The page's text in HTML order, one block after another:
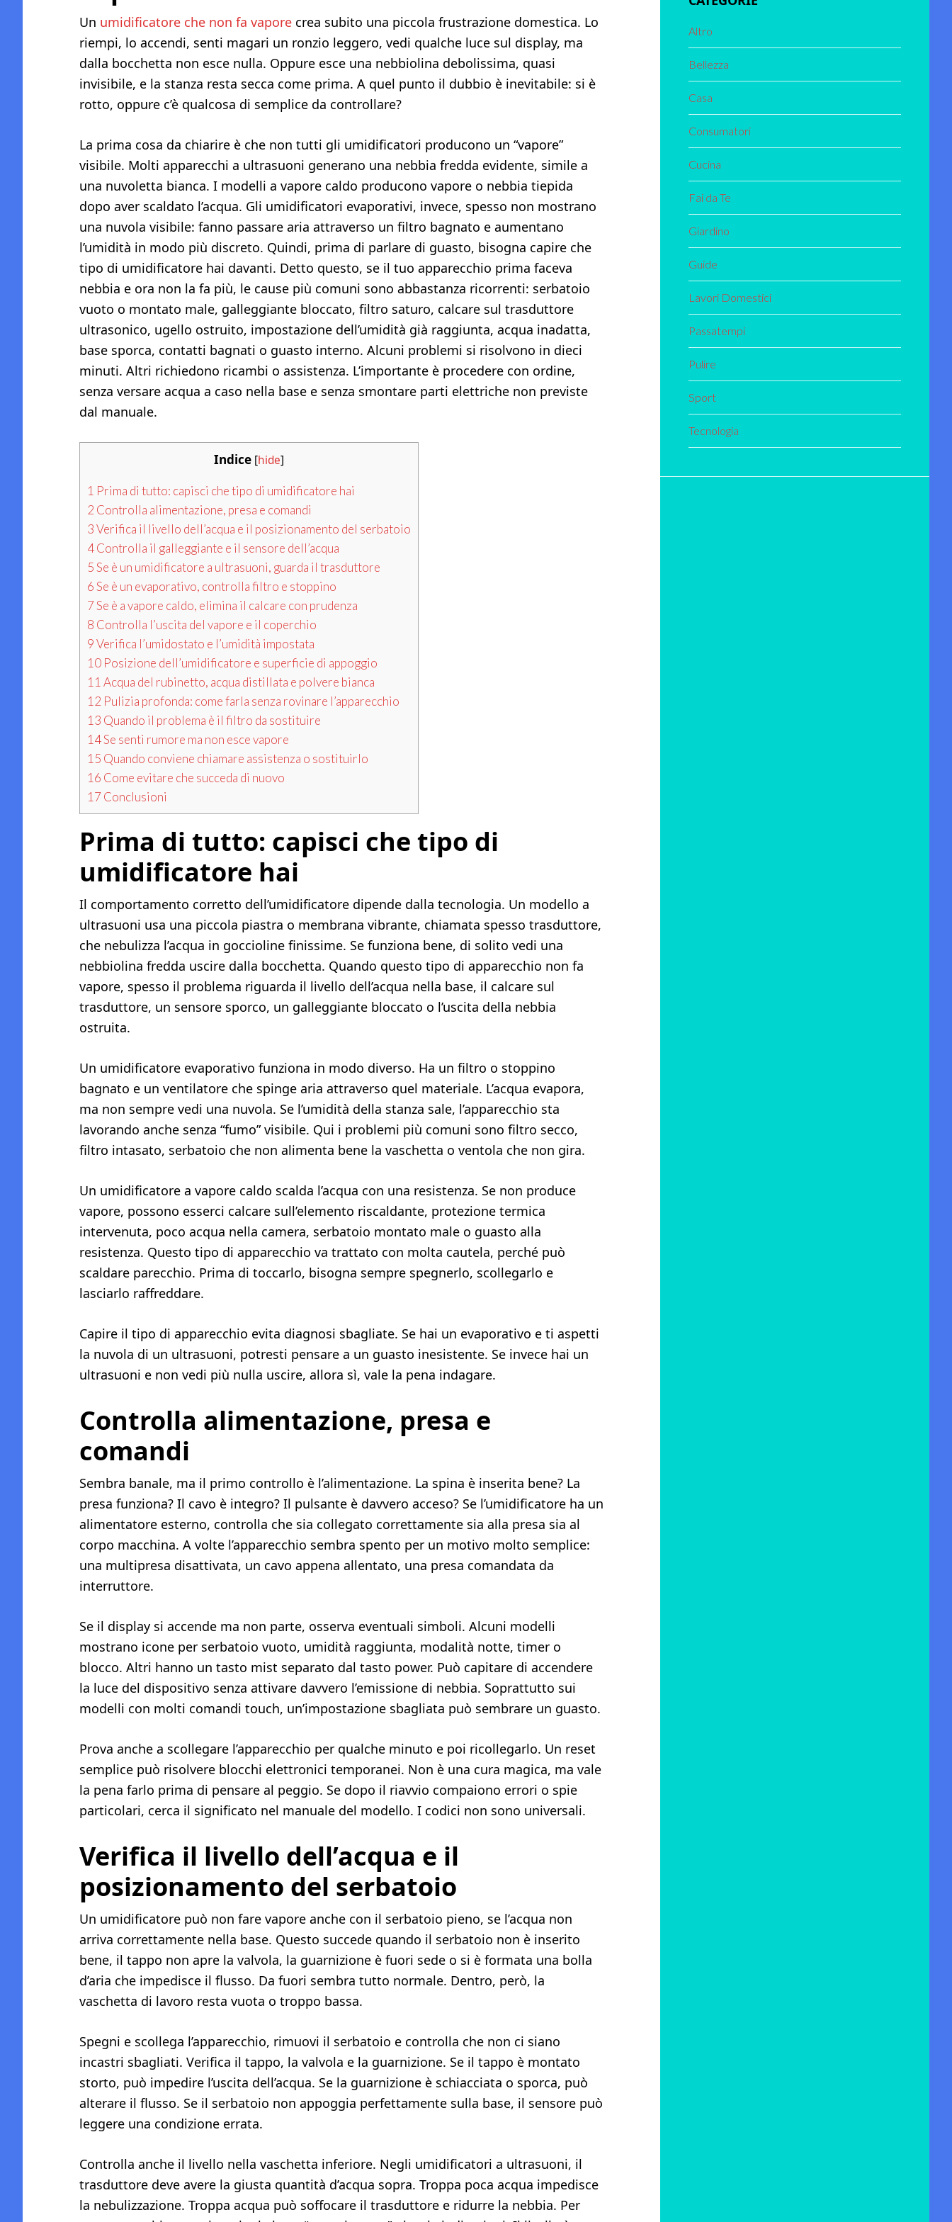
Un umidificatore che non fa vapore crea subito una piccola frustrazione domestica. Lo
riempi, lo accendi, senti magari un ronzio leggero, vedi qualche luce sul display, ma
dalla bocchetta non esce nulla. Oppure esce una nebbiolina debolissima, quasi
invisibile, e la stanza resta secca come prima. A quel punto il dubbio è inevitabile: si è
rotto, oppure c’è qualcosa di semplice da controllare?
La prima cosa da chiarire è che non tutti gli umidificatori producono un “vapore”
visibile. Molti apparecchi a ultrasuoni generano una nebbia fredda evidente, simile a
una nuvoletta bianca. I modelli a vapore caldo producono vapore o nebbia tiepida
dopo aver scaldato l’acqua. Gli umidificatori evaporativi, invece, spesso non mostrano
una nuvola visibile: fanno passare aria attraverso un filtro bagnato e aumentano
l’umidità in modo più discreto. Quindi, prima di parlare di guasto, bisogna capire che
tipo di umidificatore hai davanti. Detto questo, se il tuo apparecchio prima faceva
nebbia e ora non la fa più, le cause più comuni sono abbastanza ricorrenti: serbatoio
vuoto o montato male, galleggiante bloccato, filtro saturo, calcare sul trasduttore
ultrasonico, ugello ostruito, impostazione dell’umidità già raggiunta, acqua inadatta,
base sporca, contatti bagnati o guasto interno. Alcuni problemi si risolvono in dieci
minuti. Altri richiedono ricambi o assistenza. L’importante è procedere con ordine,
senza versare acqua a caso nella base e senza smontare parti elettriche non previste
dal manuale.
Indice [hide]
1 Prima di tutto: capisci che tipo di umidificatore hai
2 Controlla alimentazione, presa e comandi
3Verifica il livello dell’acqua e il posizionamento del serbatoio
4Controlla il galleggiante e il sensore dell’acqua
5Se è un umidificatore a ultrasuoni, guarda il trasduttore
6Se è un evaporativo, controlla filtro e stoppino
7Se è a vapore caldo, elimina il calcare con prudenza
8 Controlla l’uscita del vapore e il coperchio
9Verifica l’umidostato e l’umidità impostata
10 Posizione dell’umidificatore e superficie di appoggio
11 Acqua del rubinetto, acqua distillata e polvere bianca
12 Pulizia profonda: come farla senza rovinare l’apparecchio
13 Quando il problema è il filtro da sostituire
14Se senti rumore ma non esce vapore
15 Quando conviene chiamare assistenza o sostituirlo
16 Come evitare che succeda di nuovo
17Conclusioni
Prima di tutto: capisci che tipo di
umidificatore hai
Il comportamento corretto dell’umidificatore dipende dalla tecnologia. Un modello a
ultrasuoni usa una piccola piastra o membrana vibrante, chiamata spesso trasduttore,
che nebulizza l’acqua in goccioline finissime. Se funziona bene, di solito vedi una
nebbiolina fredda uscire dalla bocchetta. Quando questo tipo di apparecchio non fa
vapore, spesso il problema riguarda il livello dell’acqua nella base, il calcare sul
trasduttore, un sensore sporco, un galleggiante bloccato o l’uscita della nebbia
ostruita.
Un umidificatore evaporativo funziona in modo diverso. Ha un filtro o stoppino
bagnato e un ventilatore che spinge aria attraverso quel materiale. L’acqua evapora,
ma non sempre vedi una nuvola. Se l’umidità della stanza sale, l’apparecchio sta
lavorando anche senza “fumo” visibile. Qui i problemi più comuni sono filtro secco,
filtro intasato, serbatoio che non alimenta bene la vaschetta o ventola che non gira.
Un umidificatore a vapore caldo scalda l’acqua con una resistenza. Se non produce
vapore, possono esserci calcare sull’elemento riscaldante, protezione termica
intervenuta, poco acqua nella camera, serbatoio montato male o guasto alla
resistenza. Questo tipo di apparecchio va trattato con molta cautela, perché può
scaldare parecchio. Prima di toccarlo, bisogna sempre spegnerlo, scollegarlo e
lasciarlo raffreddare.
Capire il tipo di apparecchio evita diagnosi sbagliate. Se hai un evaporativo e ti aspetti
la nuvola di un ultrasuoni, potresti pensare a un guasto inesistente. Se invece hai un
ultrasuoni e non vedi più nulla uscire, allora sì, vale la pena indagare.
Controlla alimentazione, presa e
comandi
Sembra banale, ma il primo controllo è l’alimentazione. La spina è inserita bene? La
presa funziona? Il cavo è integro? Il pulsante è davvero acceso? Se l’umidificatore ha un
alimentatore esterno, controlla che sia collegato correttamente sia alla presa sia al
corpo macchina. A volte l’apparecchio sembra spento per un motivo molto semplice:
una multipresa disattivata, un cavo appena allentato, una presa comandata da
interruttore.
Se il display si accende ma non parte, osserva eventuali simboli. Alcuni modelli
mostrano icone per serbatoio vuoto, umidità raggiunta, modalità notte, timer o
blocco. Altri hanno un tasto mist separato dal tasto power. Può capitare di accendere
la luce del dispositivo senza attivare davvero l’emissione di nebbia. Soprattutto sui
modelli con molti comandi touch, un’impostazione sbagliata può sembrare un guasto.
Prova anche a scollegare l’apparecchio per qualche minuto e poi ricollegarlo. Un reset
semplice può risolvere blocchi elettronici temporanei. Non è una cura magica, ma vale
la pena farlo prima di pensare al peggio. Se dopo il riavvio compaiono errori o spie
particolari, cerca il significato nel manuale del modello. I codici non sono universali.
Verifica il livello dell’acqua e il
posizionamento del serbatoio
Un umidificatore può non fare vapore anche con il serbatoio pieno, se l’acqua non
arriva correttamente nella base. Questo succede quando il serbatoio non è inserito
bene, il tappo non apre la valvola, la guarnizione è fuori sede o si è formata una bolla
d’aria che impedisce il flusso. Da fuori sembra tutto normale. Dentro, però, la
vaschetta di lavoro resta vuota o troppo bassa.
Spegni e scollega l’apparecchio, rimuovi il serbatoio e controlla che non ci siano
incastri sbagliati. Verifica il tappo, la valvola e la guarnizione. Se il tappo è montato
storto, può impedire l’uscita dell’acqua. Se la guarnizione è schiacciata o sporca, può
alterare il flusso. Se il serbatoio non appoggia perfettamente sulla base, il sensore può
leggere una condizione errata.
Controlla anche il livello nella vaschetta inferiore. Negli umidificatori a ultrasuoni, il
trasduttore deve avere la giusta quantità d’acqua sopra. Troppa poca acqua impedisce
la nebulizzazione. Troppa acqua può soffocare il trasduttore e ridurre la nebbia. Per
Altro
Bellezza
Casa
Consumatori
Cucina
Fai da Te
Giardino
Guide
Lavori Domestici
Passatempi
Pulire
Sport
Tecnologia